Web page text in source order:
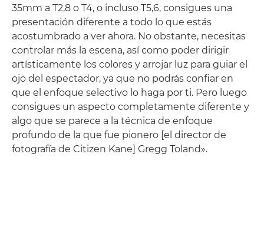
35mm a T2,8 o T4, o incluso T5,6, consigues una
presentación diferente a todo lo que estás
acostumbrado a ver ahora. No obstante, necesitas
controlar más la escena, así como poder dirigir
artísticamente los colores y arrojar luz para guiar el
ojo del espectador, ya que no podrás confiar en
que el enfoque selectivo lo haga por ti. Pero luego
consigues un aspecto completamente diferente y
algo que se parece a la técnica de enfoque
profundo de la que fue pionero [el director de
fotografía de Citizen Kane] Gregg Toland».